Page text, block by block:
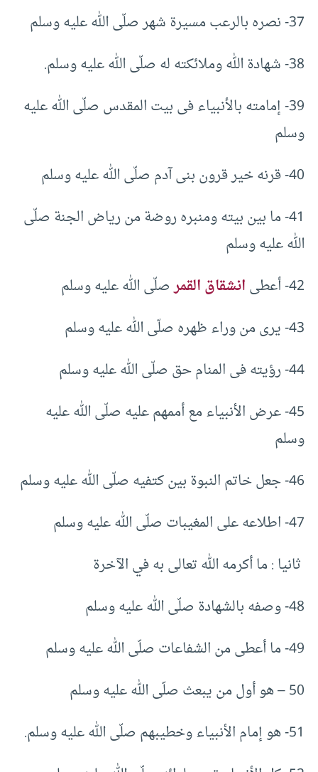
37- نصره بالرعب مسيرة شهر صلّى الله عليه وسلم
38- شهادة الله وملائكته له صلّى الله عليه وسلم.
39- إمامته بالأنبياء فى بيت المقدس صلّى الله عليه
وسلم
40- قرنه خير قرون بنى آدم صلّى الله عليه وسلم
41- ما بين بيته ومنبره روضة من رياض الجنة صلّى
الله عليه وسلم
42- أعطى
انشقاق القمرصلّى الله عليه وسلم
43- يرى من وراء ظهره صلّى الله عليه وسلم
44- رؤيته فى المنام حق صلّى الله عليه وسلم
45- عرض الأنبياء مع أممهم عليه صلّى الله عليه
وسلم
46- جعل خاتم النبوة بين كتفيه صلّى الله عليه وسلم
47- اطلاعه على المغيبات صلّى الله عليه وسلم
ثانيا : ما أكرمه الله تعالى به في الآخرة
48- وصفه بالشهادة صلّى الله عليه وسلم
49- ما أعطى من الشفاعات صلّى الله عليه وسلم
50 – هو أول من يبعث صلّى الله عليه وسلم
51- هو إمام الأنبياء وخطيبهم صلّى الله عليه وسلم.